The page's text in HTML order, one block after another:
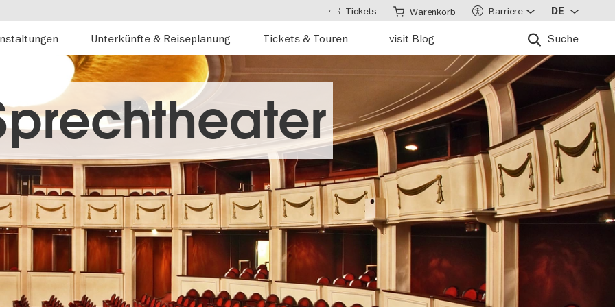
Unterkünfte & Reiseplanung Tickets & Touren visit Blog Suche
Tickets Warenkorb Barriere DE